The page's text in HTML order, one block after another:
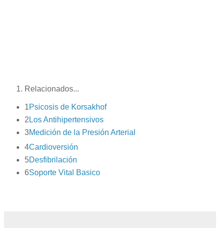
Relacionados...
1Psicosis de Korsakhof
2 Los Antihipertensivos
3Medición de la Presión Arterial
4Cardioversión
5Desfibrilación
6Soporte Vital Basico